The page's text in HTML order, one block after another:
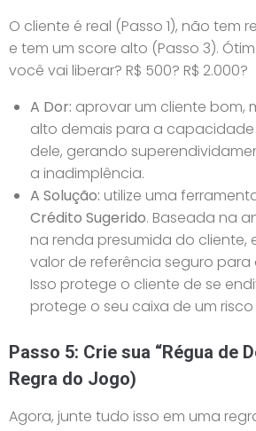
O cliente é real (Passo 1), não tem
e tem um score alto (Passo 3).
você vai liberar? R$ 500? R$ 2.000?
A Dor: aprovar um cliente bom,
alto demais para a
dele, gerando
a inadimplência.
A Solução: utilize uma
Crédito Sugerido. Baseada na
na renda presumida do cliente,
valor de referência seguro
Isso protege o cliente de se
protege o seu caixa de um
Passo 5: Crie sua “Régua de
Regra do Jogo)
Agora, junte tudo isso em uma